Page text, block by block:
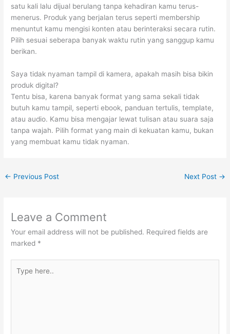
satu kali lalu dijual berulang tanpa kehadiran kamu terus-
menerus. Produk yang berjalan terus seperti membership
menuntut kamu mengisi konten atau berinteraksi secara rutin.
Pilih sesuai seberapa banyak waktu rutin yang sanggup kamu
berikan.
Saya tidak nyaman tampil di kamera, apakah masih bisa bikin
produk digital?
Tentu bisa, karena banyak format yang sama sekali tidak
butuh kamu tampil, seperti ebook, panduan tertulis, template,
atau audio. Kamu bisa mengajar lewat tulisan atau suara saja
tanpa wajah. Pilih format yang main di kekuatan kamu, bukan
yang membuat kamu tidak nyaman.
← Previous Post Next Post →
Leave a Comment
Your email address will not be published. Required fields are
marked *
here..